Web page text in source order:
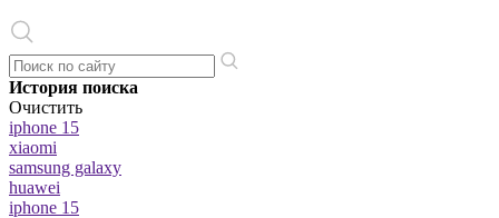
История поиска
Очистить
iphone 15
xiaomi
samsung galaxy
huawei
iphone 15